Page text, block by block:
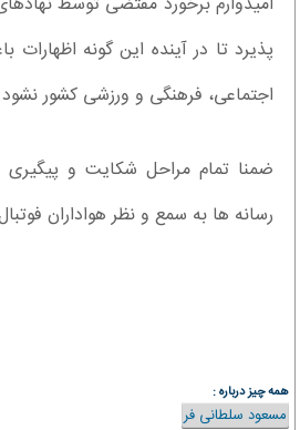
پذیرد تا در آینده این گونه
اجتماعی، فرهنگی و ورزشی کشور
ضمنا تمام مراحل شکایت و
رسانه ها به سمع و نظر هواداران
همه چیز درباره :
مسعود سلطانی فر